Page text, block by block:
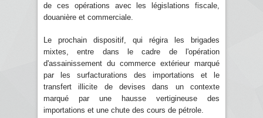
de ces opérations avec les législations fiscale,
douanière et commerciale.
Le prochain dispositif, qui régira les brigades
mixtes, entre dans le cadre de l'opération
d'assainissement du commerce extérieur marqué
par les surfacturations des importations et le
transfert illicite de devises dans un contexte
marqué par une hausse vertigineuse des
importations et une chute des cours de pétrole.